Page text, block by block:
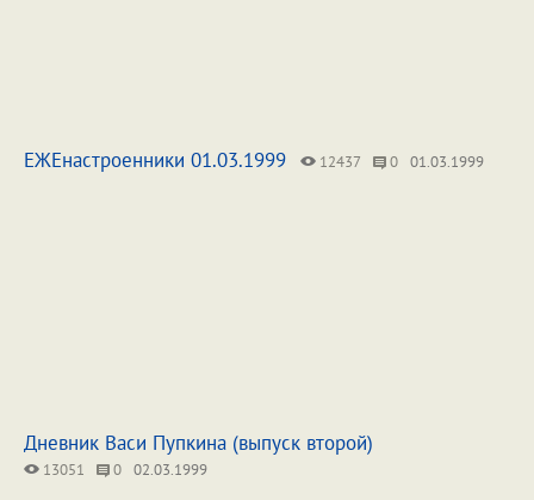
ЕЖЕнастроенники 01.03.1999 12437 0 01.03.1999
Дневник Васи Пупкина (выпуск второй)
13051 0 02.03.1999